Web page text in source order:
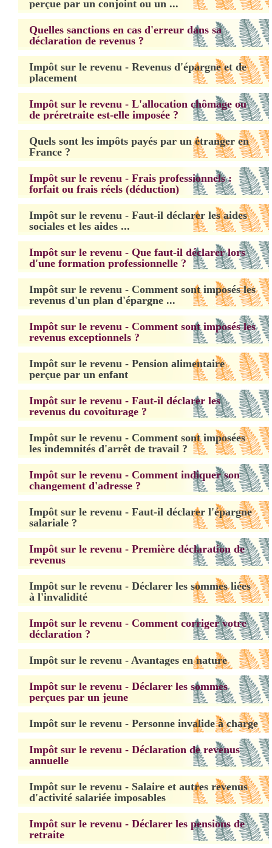
perçue par un conjoint ou un ...
Quelles sanctions en cas d'erreur dans sa
déclaration de revenus ?
Impôt sur le revenu - Revenus d'épargne et de
placement
Impôt sur le revenu - L'allocation chômage ou
de préretraite est-elle imposée ?
Quels sont les impôts payés par un étranger en
France ?
Impôt sur le revenu - Frais professionnels :
forfait ou frais réels (déduction)
Impôt sur le revenu - Faut-il déclarer les aides
sociales et les aides ...
Impôt sur le revenu - Que faut-il déclarer lors
d'une formation professionnelle ?
Impôt sur le revenu - Comment sont imposés les
revenus d'un plan d'épargne ...
Impôt sur le revenu - Comment sont imposés les
revenus exceptionnels ?
Impôt sur le revenu - Pension alimentaire
perçue par un enfant
Impôt sur le revenu - Faut-il déclarer les
revenus du covoiturage ?
Impôt sur le revenu - Comment sont imposées
les indemnités d'arrêt de travail ?
Impôt sur le revenu - Comment indiquer son
changement d'adresse ?
Impôt sur le revenu - Faut-il déclarer l'épargne
salariale ?
Impôt sur le revenu - Première déclaration de
revenus
Impôt sur le revenu - Déclarer les sommes liées
à l'invalidité
Impôt sur le revenu - Comment corriger votre
déclaration ?
Impôt sur le revenu - Avantages en nature
Impôt sur le revenu - Déclarer les sommes
perçues par un jeune
Impôt sur le revenu - Personne invalide à charge
Impôt sur le revenu - Déclaration de revenus
annuelle
Impôt sur le revenu - Salaire et autres revenus
d'activité salariée imposables
Impôt sur le revenu - Déclarer les pensions de
retraite